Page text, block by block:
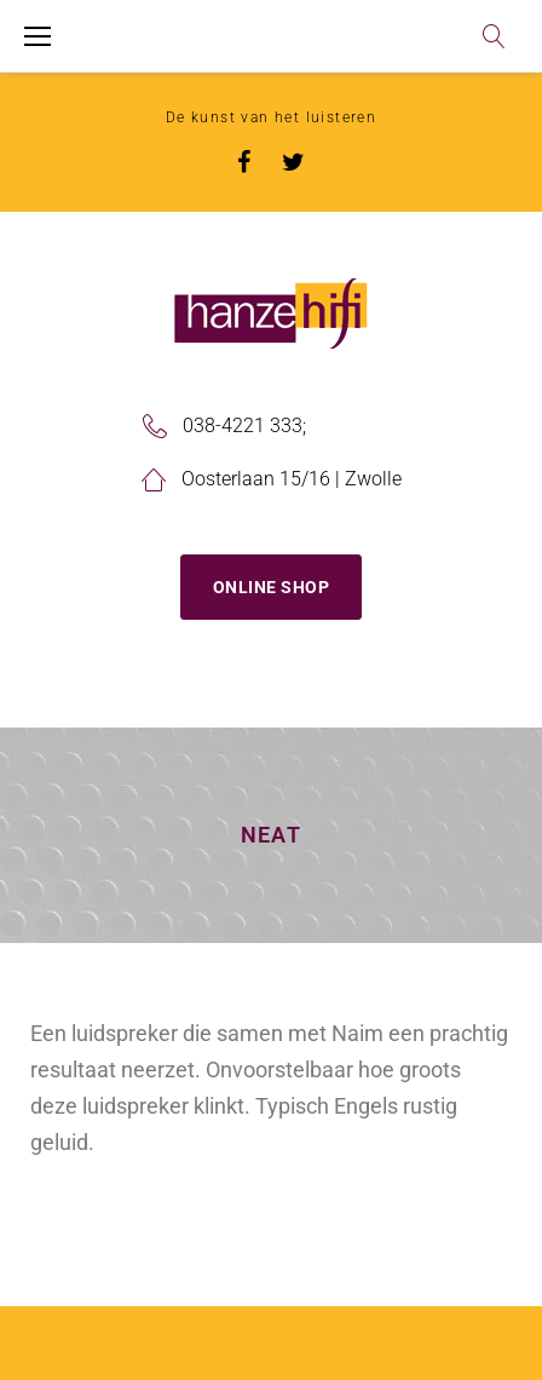
De kunst van het luisteren
038-4221 333;
Oosterlaan 15/16 | Zwolle
ONLINE SHOP
NEAT
Een luidspreker die samen met Naim een prachtig
resultaat neerzet. Onvoorstelbaar hoe groots
deze luidspreker klinkt. Typisch Engels rustig
geluid.